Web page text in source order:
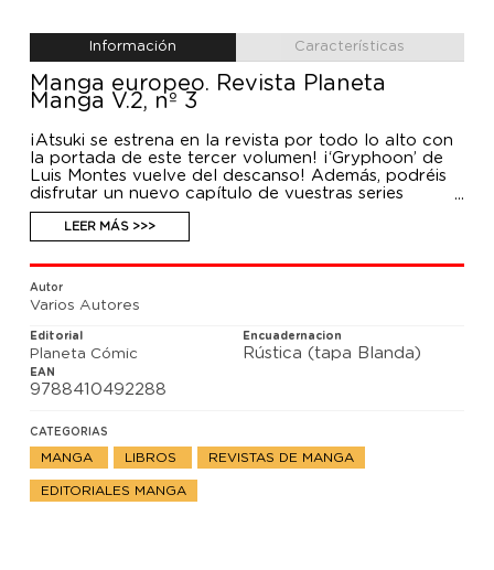
Información Características
Manga europeo. Revista Planeta
Manga V.2, nº 3
¡Atsuki se estrena en la revista por todo lo alto con
la portada de este tercer volumen! ¡‘Gryphoon’ de
Luis Montes vuelve del descanso! Además, podréis
disfrutar un nuevo capítulo de vuestras series
favoritas: ‘ATEN’ de Drawill, ‘Maldito’ de Santi Casas
y ‘Midnight Serenade’ de Toni Caballero.
LEER MÁS >>>
Autor
Varios Autores
Editorial
Planeta Cómic
Encuadernacion
Rústica (tapa Blanda)
EAN
9788410492288
CATEGORIAS
MANGA LIBROS REVISTAS DE MANGA
EDITORIALES MANGA